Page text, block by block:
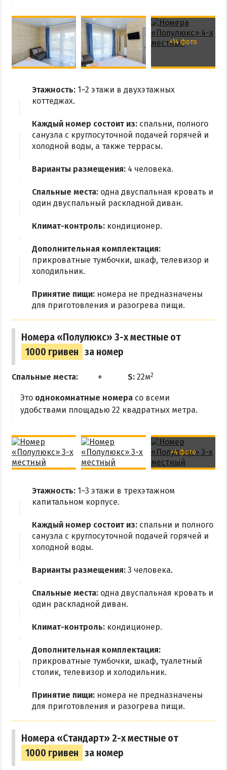
+14 фото
Этажность: 1–2 этажи в двухэтажных
коттеджах.
Каждый номер состоит из: спальни, полного
санузла с круглосуточной подачей горячей и
холодной воды, а также террасы.
Варианты размещения: 4 человека.
Спальные места: одна двуспальная кровать и
один двуспальный раскладной диван.
Климат-контроль: кондиционер.
Дополнительная комплектация:
прикроватные тумбочки, шкаф, телевизор и
холодильник.
Принятие пищи: номера не предназначены
для приготовления и разогрева пищи.
Номера «Полулюкс» 3-х местные от
1000 гривен за номер
Спальные места: S: 22м2
Это однокомнатные номера со всеми
удобствами площадью 22 квадратных метра.
+4 фото
Этажность: 1–3 этажи в трехэтажном
капитальном корпусе.
Каждый номер состоит из: спальни и полного
санузла с круглосуточной подачей горячей и
холодной воды.
Варианты размещения: 3 человека.
Спальные места: одна двуспальная кровать и
один раскладной диван.
Климат-контроль: кондиционер.
Дополнительная комплектация:
прикроватные тумбочки, шкаф, туалетный
столик, телевизор и холодильник.
Принятие пищи: номера не предназначены
для приготовления и разогрева пищи.
Номера «Стандарт» 2-х местные от
1000 гривен за номер